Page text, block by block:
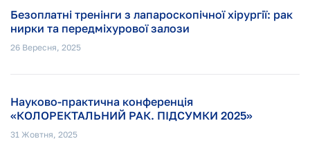
Безоплатні тренінги з лапароскопічної хірургії: рак
нирки та передміхурової залози
26 Вересня, 2025
Науково-практична конференція
«КОЛОРЕКТАЛЬНИЙ РАК. ПІДСУМКИ 2025»
31 Жовтня, 2025